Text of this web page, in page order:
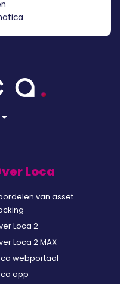
Loca
van asset
Loca 2
Loca 2 MAX
webportaal
app